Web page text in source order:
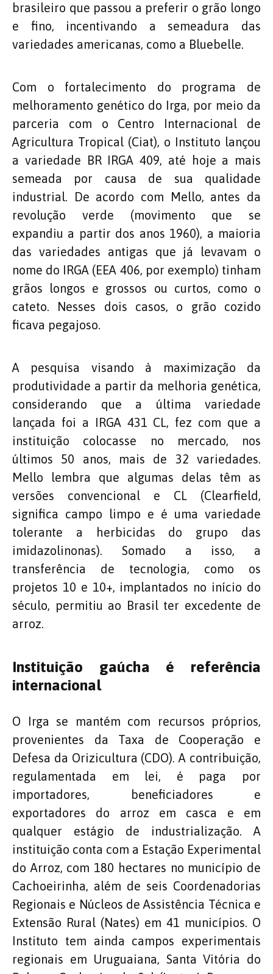
brasileiro que passou a preferir o grão longo
e fino, incentivando a semeadura das
variedades americanas, como a Bluebelle.
Com o fortalecimento do programa de
melhoramento genético do Irga, por meio da
parceria com o Centro Internacional de
Agricultura Tropical (Ciat), o Instituto lançou
a variedade BR IRGA 409, até hoje a mais
semeada por causa de sua qualidade
industrial. De acordo com Mello, antes da
revolução verde (movimento que se
expandiu a partir dos anos 1960), a maioria
das variedades antigas que já levavam o
nome do IRGA (EEA 406, por exemplo) tinham
grãos longos e grossos ou curtos, como o
cateto. Nesses dois casos, o grão cozido
ficava pegajoso.
A pesquisa visando à maximização da
produtividade a partir da melhoria genética,
considerando que a última variedade
lançada foi a IRGA 431 CL, fez com que a
instituição colocasse no mercado, nos
últimos 50 anos, mais de 32 variedades.
Mello lembra que algumas delas têm as
versões convencional e CL (Clearfield,
significa campo limpo e é uma variedade
tolerante a herbicidas do grupo das
imidazolinonas). Somado a isso, a
transferência de tecnologia, como os
projetos 10 e 10+, implantados no início do
século, permitiu ao Brasil ter excedente de
arroz.
Instituição gaúcha é referência
internacional
O Irga se mantém com recursos próprios,
provenientes da Taxa de Cooperação e
Defesa da Orizicultura (CDO). A contribuição,
regulamentada em lei, é paga por
importadores, beneficiadores e
exportadores do arroz em casca e em
qualquer estágio de industrialização. A
instituição conta com a Estação Experimental
do Arroz, com 180 hectares no município de
Cachoeirinha, além de seis Coordenadorias
Regionais e Núcleos de Assistência Técnica e
Extensão Rural (Nates) em 41 municípios. O
Instituto tem ainda campos experimentais
regionais em Uruguaiana, Santa Vitória do